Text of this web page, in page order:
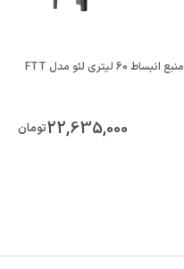
منبع انبساط 60 لیتری لئو مدل FTT
22,635,000تومان